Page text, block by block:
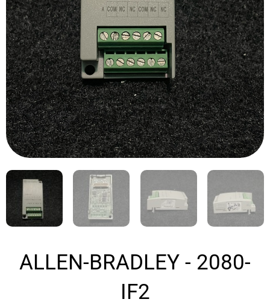
ALLEN-BRADLEY - 2080-
IF2